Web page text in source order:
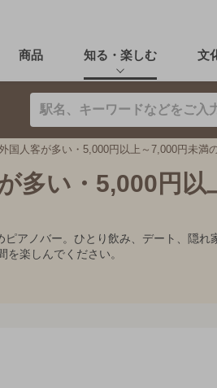
商品 知る・楽しむ 文
国人客が多い・5,000円以上～7,000円未満
多い・5,000円以
アノバー。ひとり飲み、デート、隠れ
楽しんでください。